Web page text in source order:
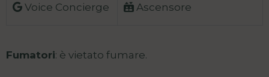
Voice Concierge Ascensore
Fumatori: è vietato fumare.